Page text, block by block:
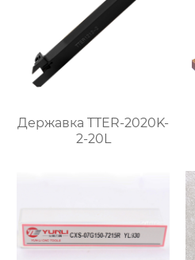
Державка TTER-2020K-
2-20L